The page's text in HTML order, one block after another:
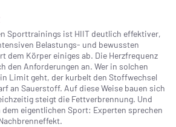
Sporttrainings ist HIIT deutlich effektiver,
Belastungs- und bewussten
dem Körper einiges ab. Die Herzfrequenz
den Anforderungen an. Wer in solchen
Limit geht, der kurbelt den Stoffwechsel
an Sauerstoff. Auf diese Weise bauen sich
steigt die Fettverbrennung. Und
dem eigentlichen Sport: Experten sprechen